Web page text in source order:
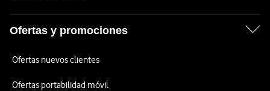
Ofertas y promociones
Ofertas nuevos clientes
Ofertas portabilidad móvil